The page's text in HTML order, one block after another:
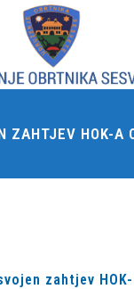
ZAHTJEV HOK-A
zahtjev